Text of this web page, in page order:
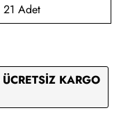
21 Adet
ÜCRETSİZ KARGO